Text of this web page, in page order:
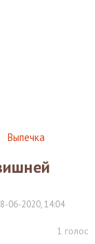
Выпечка
06-2020, 14:04
1 голос